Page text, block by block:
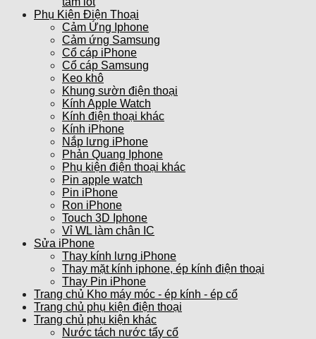
Phụ Kiện Điện Thoại
Cảm Ứng Iphone
Cảm ứng Samsung
Cổ cáp iPhone
Cổ cáp Samsung
Keo khô
Khung sườn điện thoại
Kính Apple Watch
Kính điện thoại khác
Kính iPhone
Nắp lưng iPhone
Phản Quang Iphone
Phụ kiện điện thoại khác
Pin apple watch
Pin iPhone
Ron iPhone
Touch 3D Iphone
Vỉ WL làm chân IC
Sửa iPhone
Thay kính lưng iPhone
Thay mặt kính iphone, ép kính điện thoại
Thay Pin iPhone
Trang chủ Kho máy móc - ép kính - ép cổ
Trang chủ phụ kiện điện thoại
Trang chủ phụ kiện khác
Nước tách nước tẩy cổ